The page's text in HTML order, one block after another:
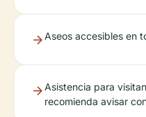
Aseos accesibles en
Asistencia para
recomienda avisar